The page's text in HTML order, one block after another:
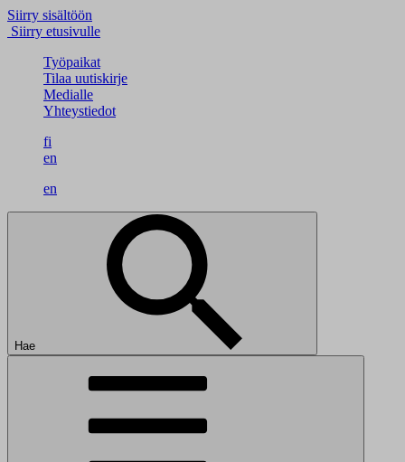
Siirry sisältöön
Siirry etusivulle
Työpaikat
Tilaa uutiskirje
Medialle
Yhteystiedot
fi
en
en
Hae